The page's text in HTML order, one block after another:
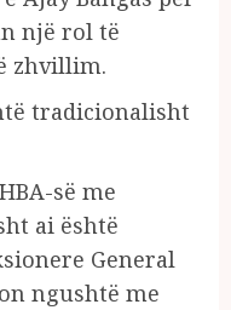
një rol të
zhvillim.
tradicionalisht
së me
ai është
General
ngushtë me